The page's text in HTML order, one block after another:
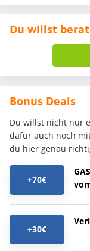
Du willst
Bonus Deals
Du willst nicht nur
dafür auch noch
du hier genau
+70€
+30€